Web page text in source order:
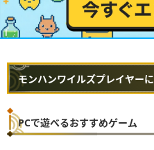
モンハンワイルズプレイヤーに
PCで遊べるおすすめゲーム